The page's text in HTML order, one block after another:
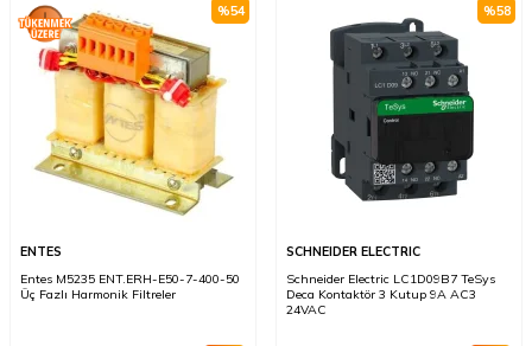
%54
ENTES
Entes M5235 ENT.ERH-E50-7-400-50
Üç Fazlı Harmonik Filtreler
%58
SCHNEIDER ELECTRIC
Schneider Electric LC1D09B7 TeSys
Deca Kontaktör 3 Kutup 9A AC3
24VAC